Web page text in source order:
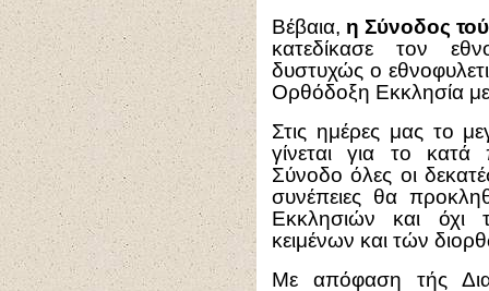
Βέβαια, η Σύνοδος
κατεδίκασε τον
δυστυχώς ο
Ορθόδοξη Εκκλησία
Στις ημέρες μας το
γίνεται για το
Σύνοδο όλες οι
συνέπειες θα
Εκκλησιών και όχι
κειμένων και τών
Με απόφαση τής